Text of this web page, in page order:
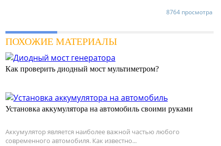
8764 просмотра
ПОХОЖИЕ МАТЕРИАЛЫ
Как проверить диодный мост мультиметром?
Установка аккумулятора на автомобиль своими руками
Аккумулятор является наиболее важной частью любого
современного автомобиля. Как известно...